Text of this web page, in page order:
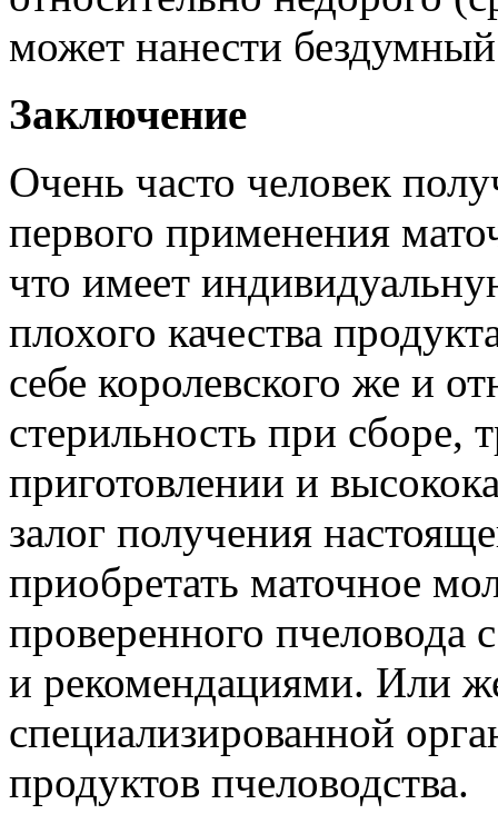
может нанести
Заключение
Очень часто человек
первого применения
что имеет
плохого качества
себе королевского же и
стерильность при сборе,
приготовлении и
залог получения
приобретать маточное
проверенного пчеловода
и рекомендациями. Или
специализированной
продуктов пчеловодства.